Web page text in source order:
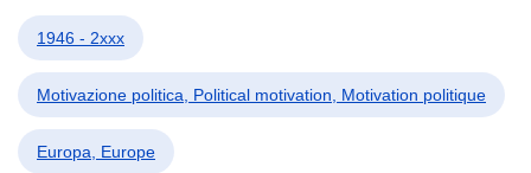
1946 - 2xxx
Motivazione politica, Political motivation, Motivation politique
Europa, Europe